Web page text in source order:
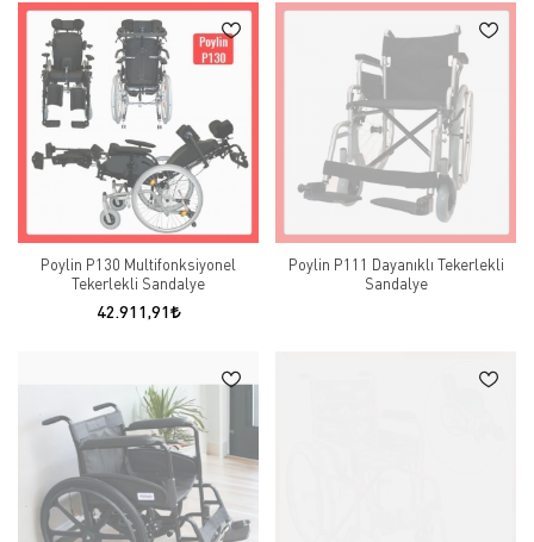
Poylin P130 Multifonksiyonel
Tekerlekli Sandalye
42.911,91
Poylin P111 Dayanıklı Tekerlekli
Sandalye